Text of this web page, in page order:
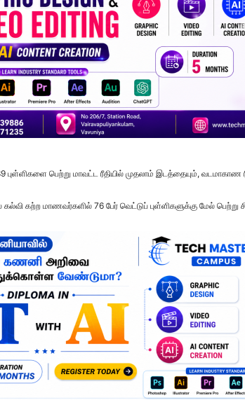
புள்ளிகளை பெற்று மாவட்ட ரீதியில் முதலாம் இடத்தையும்,
கற்ற மாணவர்களில் 76 பேர் வெட்டுப் புள்ளிகளுக்கு மேல் பெற்று